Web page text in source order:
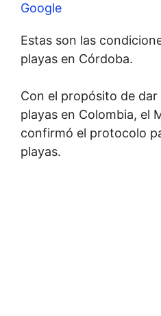
Google
Estas son las
playas en Córdoba.
Con el propósito de
playas en Colombia, el
confirmó el protocolo
playas.